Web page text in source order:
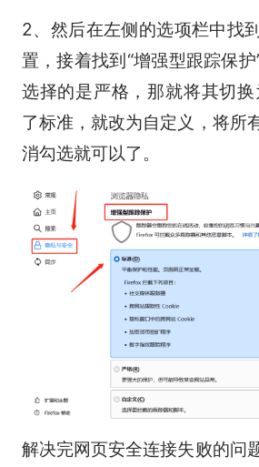
2、然后在左侧的选项栏中找
置，接着找到“增强型跟踪保
选择的是严格，那就将其切
了标准，就改为自定义，将所
消勾选就可以了。
解决完网页安全连接失败的问